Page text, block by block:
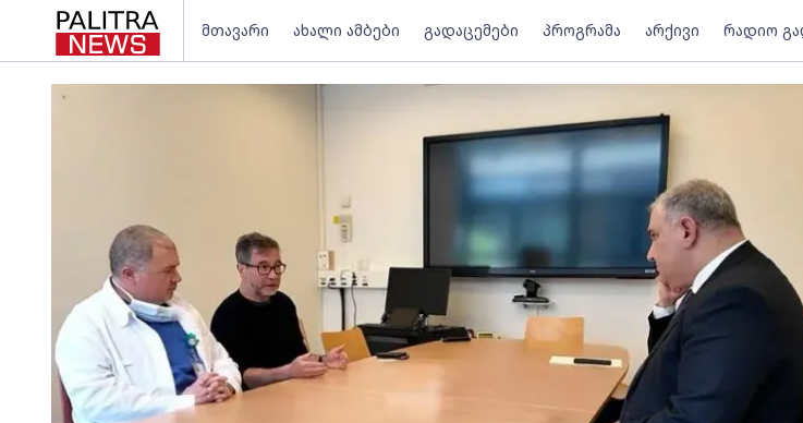
მთავარი ახალი ამბები გადაცემები პროგრამა არქივი რადიო